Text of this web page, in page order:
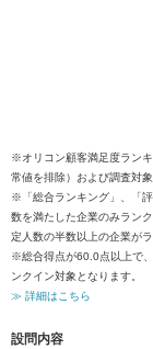
※オリコン顧客満足度ラン
常値を排除）および調査対
※「総合ランキング」、「
数を満たした企業のみラン
定人数の半数以上の企業が
※総合得点が60.0点以上で
ンクイン対象となります。
≫ 詳細はこちら
設問内容